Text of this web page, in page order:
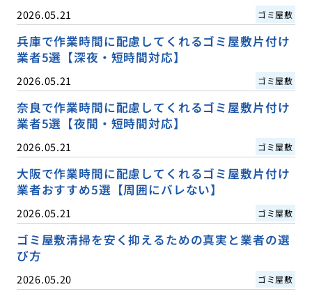
2026.05.21 ゴミ屋敷
兵庫で作業時間に配慮してくれるゴミ屋敷片付け
業者5選【深夜・短時間対応】
2026.05.21 ゴミ屋敷
奈良で作業時間に配慮してくれるゴミ屋敷片付け
業者5選【夜間・短時間対応】
2026.05.21 ゴミ屋敷
大阪で作業時間に配慮してくれるゴミ屋敷片付け
業者おすすめ5選【周囲にバレない】
2026.05.21 ゴミ屋敷
ゴミ屋敷清掃を安く抑えるための真実と業者の選
び方
2026.05.20 ゴミ屋敷